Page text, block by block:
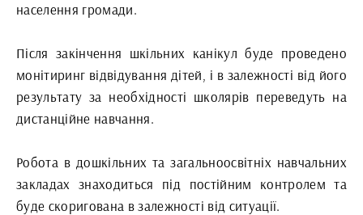
населення громади.
Після закінчення шкільних канікул буде проведено
монітиринг відвідування дітей, і в залежності від його
результату за необхідності школярів переведуть на
дистанційне навчання.
Робота в дошкільних та загальноосвітніх навчальних
закладах знаходиться під постійним контролем та
буде скоригована в залежності від ситуації.